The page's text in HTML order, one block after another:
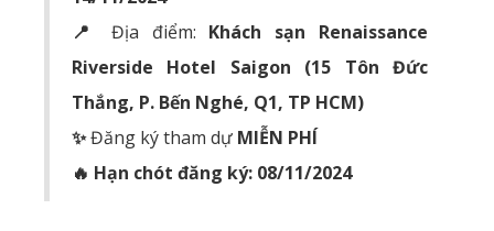
📍 Địa điểm: Khách sạn Renaissance
Riverside Hotel Saigon (15 Tôn Đức
Thắng, P. Bến Nghé, Q1, TP HCM)
✨Đăng ký tham dự MIỄN PHÍ
🔥 Hạn chót đăng ký: 08/11/2024